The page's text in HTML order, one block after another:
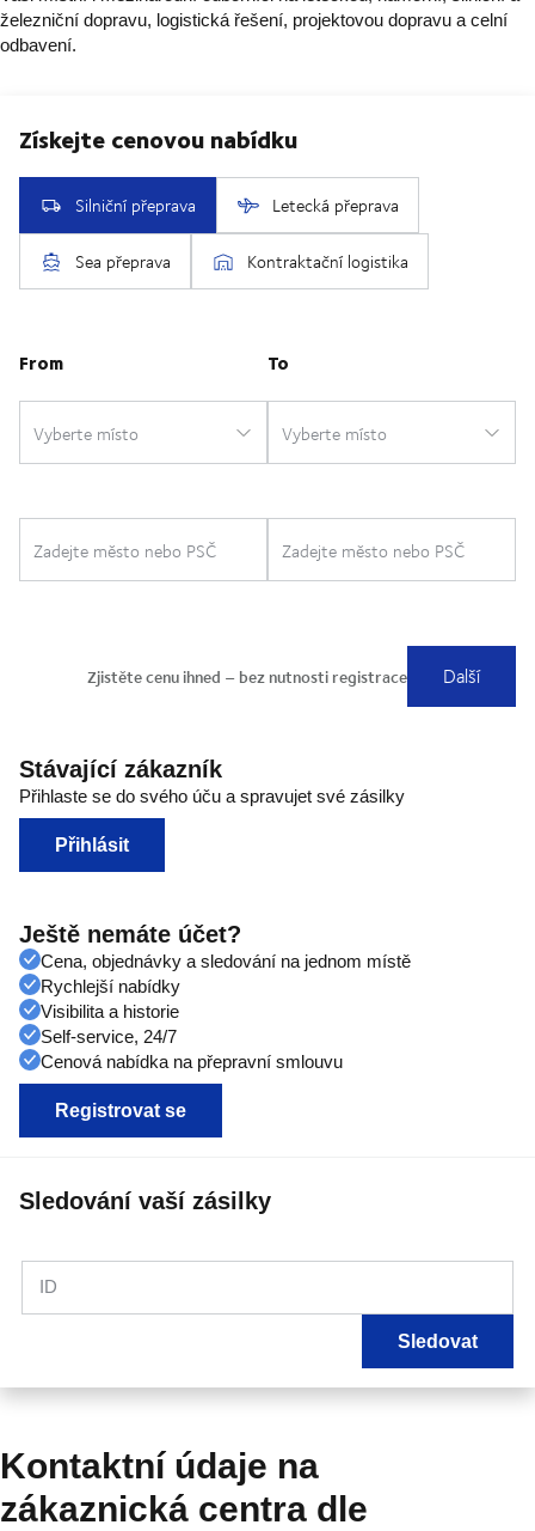
železniční dopravu, logistická řešení, projektovou dopravu a celní
odbavení.
Stávající zákazník
Přihlaste se do svého úču a spravujet své zásilky
Přihlásit
Ještě nemáte účet?
Cena, objednávky a sledování na jednom místě
Rychlejší nabídky
Visibilita a historie
Self-service, 24/7
Cenová nabídka na přepravní smlouvu
Registrovat se
Sledování vaší zásilky
ID
Sledovat
Kontaktní údaje na
zákaznická centra dle